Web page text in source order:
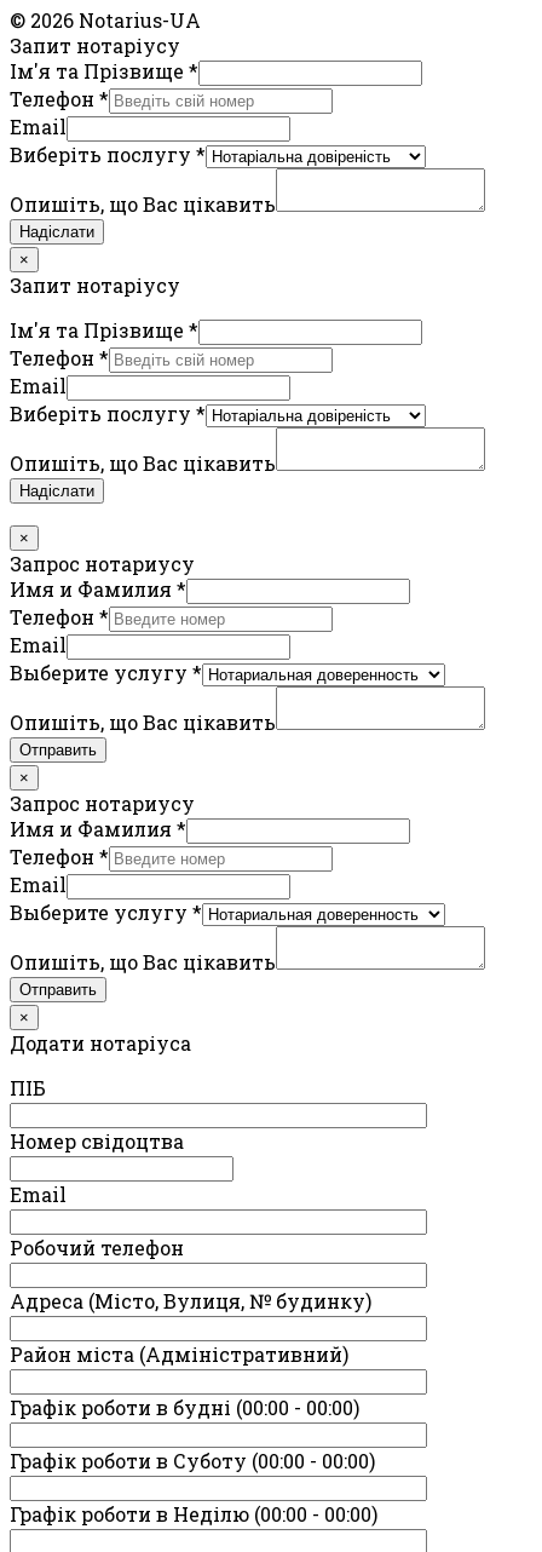
© 2026 Notarius-UA
Запит нотаріусу
Ім'я та Прізвище *
Телефон *
Email
Виберіть послугу *
Опишіть, що Вас цікавить
Надіслати
×
Запит нотаріусу
Ім'я та Прізвище *
Телефон *
Email
Виберіть послугу *
Опишіть, що Вас цікавить
Надіслати
×
Запрос нотариусу
Имя и Фамилия *
Телефон *
Email
Выберите услугу *
Опишіть, що Вас цікавить
Отправить
×
Запрос нотариусу
Имя и Фамилия *
Телефон *
Email
Выберите услугу *
Опишіть, що Вас цікавить
Отправить
×
Додати нотаріуса
ПIБ
Номер свідоцтва
Email
Робочий телефон
Адреса (Місто, Вулиця, № будинку)
Район міста (Адміністративний)
Графік роботи в будні (00:00 - 00:00)
Графік роботи в Суботу (00:00 - 00:00)
Графік роботи в Неділю (00:00 - 00:00)